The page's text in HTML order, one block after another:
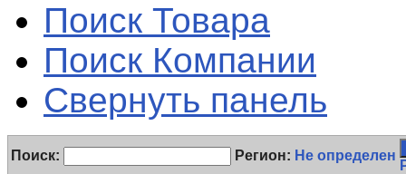
Поиск Товара
Поиск Компании
Свернуть панель
Поиск: Регион: Не определен